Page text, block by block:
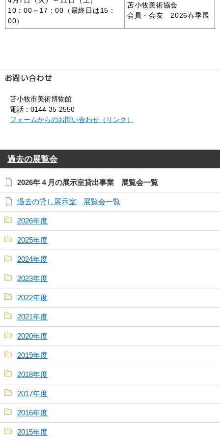
10：00～17：00（最終日は15：
00）
苫小牧美術協会
会員・会友 2026春季展
苫小牧市美術博物館
電話：0144-35-2550
フォームからのお問い合わせ（リンク）
過去の展覧会
2026年４月の展示室貸出事業 展覧会一覧
過去の貸し展示室 展覧会一覧
2026年度
2025年度
2024年度
2023年度
2022年度
2021年度
2020年度
2019年度
2018年度
2017年度
2016年度
2015年度